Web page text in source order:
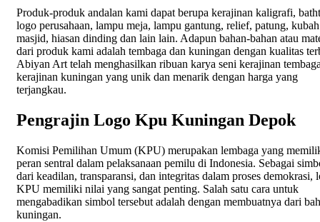
Produk-produk andalan kami dapat berupa kerajinan kaligrafi,
logo perusahaan, lampu meja, lampu gantung, relief, patung, kubah
masjid, hiasan dinding dan lain lain. Adapun bahan-bahan atau
dari produk kami adalah tembaga dan kuningan dengan kualitas
Abiyan Art telah menghasilkan ribuan karya seni kerajinan
kerajinan kuningan yang unik dan menarik dengan harga yang
terjangkau.
Pengrajin Logo Kpu Kuningan Depok
Komisi Pemilihan Umum (KPU) merupakan lembaga yang
peran sentral dalam pelaksanaan pemilu di Indonesia. Sebagai
dari keadilan, transparansi, dan integritas dalam proses demokrasi,
KPU memiliki nilai yang sangat penting. Salah satu cara untuk
mengabadikan simbol tersebut adalah dengan membuatnya dari
kuningan.